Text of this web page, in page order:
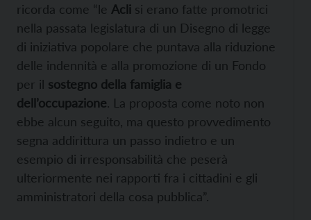
ricorda come “le Acli si erano fatte promotrici
nella passata legislatura di un Disegno di legge
di iniziativa popolare che puntava alla riduzione
delle indennità e alla promozione di un Fondo
per il sostegno della famiglia e
dell’occupazione. La proposta come noto non
ebbe alcun seguito, ma questo provvedimento
segna addirittura un passo indietro e un
esempio di irresponsabilità che peserà
ulteriormente nei rapporti fra i cittadini e gli
amministratori della cosa pubblica”.